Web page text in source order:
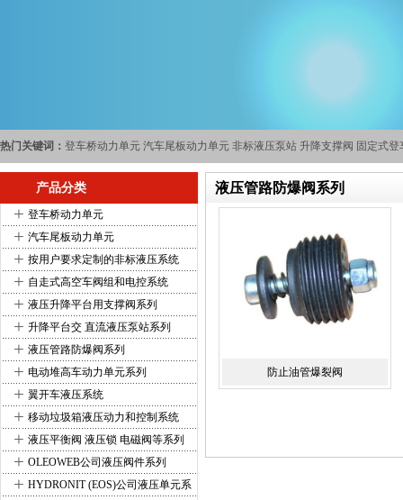
热门关键词： 登车桥动力单元 汽车尾板动力单元 非标液压泵站 升降支撑阀 固定式
产品分类
+ 登车桥动力单元
+ 汽车尾板动力单元
+ 按用户要求定制的非标液压系统
+ 自走式高空车阀组和电控系统
+ 液压升降平台用支撑阀系列
+ 升降平台交 直流液压泵站系列
+ 液压管路防爆阀系列
+ 电动堆高车动力单元系列
+ 翼开车液压系统
+ 移动垃圾箱液压动力和控制系统
+ 液压平衡阀 液压锁 电磁阀等系列
+ OLEOWEB公司液压阀件系列
+ HYDRONIT (EOS)公司液压单元系
液压管路防爆阀系列
防止油管爆裂阀